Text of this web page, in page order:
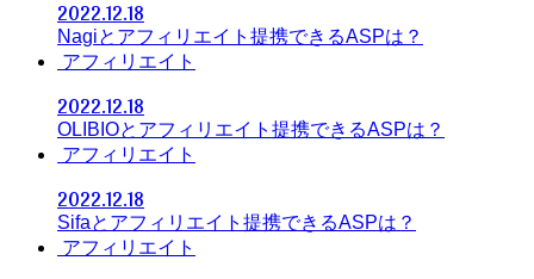
2022.12.18
Nagiとアフィリエイト提携できるASPは？
アフィリエイト
2022.12.18
OLIBIOとアフィリエイト提携できるASPは？
アフィリエイト
2022.12.18
Sifaとアフィリエイト提携できるASPは？
アフィリエイト